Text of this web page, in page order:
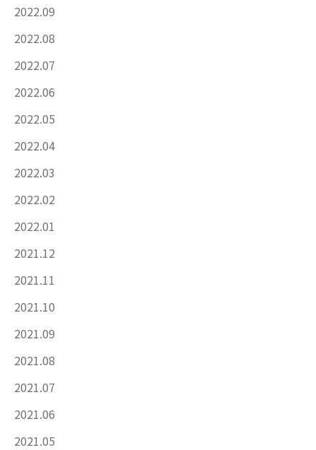
2022.09
2022.08
2022.07
2022.06
2022.05
2022.04
2022.03
2022.02
2022.01
2021.12
2021.11
2021.10
2021.09
2021.08
2021.07
2021.06
2021.05